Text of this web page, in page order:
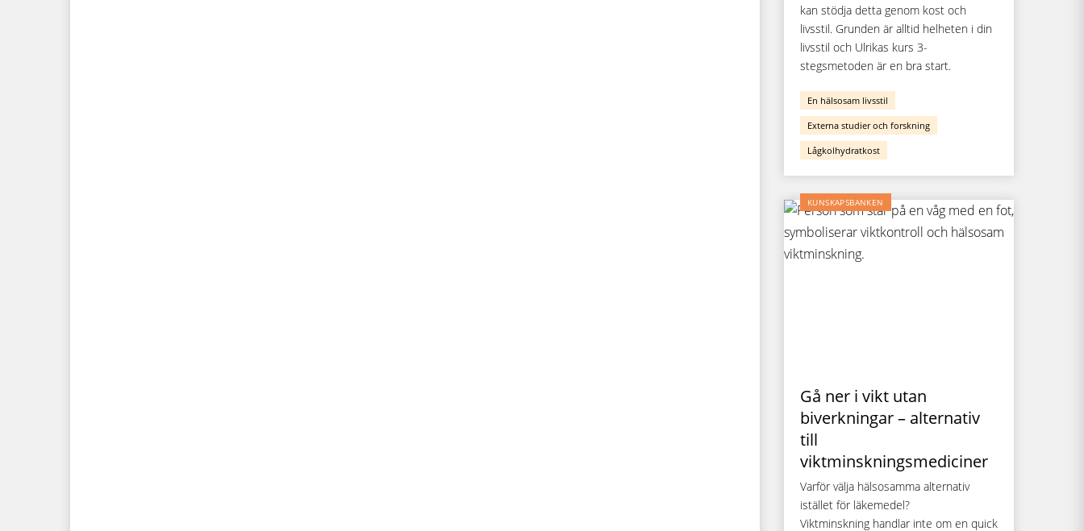
kan stödja detta genom kost och
livsstil. Grunden är alltid helheten i din
livsstil och Ulrikas kurs 3-
stegsmetoden är en bra start.
En hälsosam livsstil
Externa studier och forskning
Lågkolhydratkost
KUNSKAPSBANKEN
Gå ner i vikt utan
biverkningar – alternativ
till
viktminskningsmediciner
Varför välja hälsosamma alternativ
istället för läkemedel?
Viktminskning handlar inte om en quick